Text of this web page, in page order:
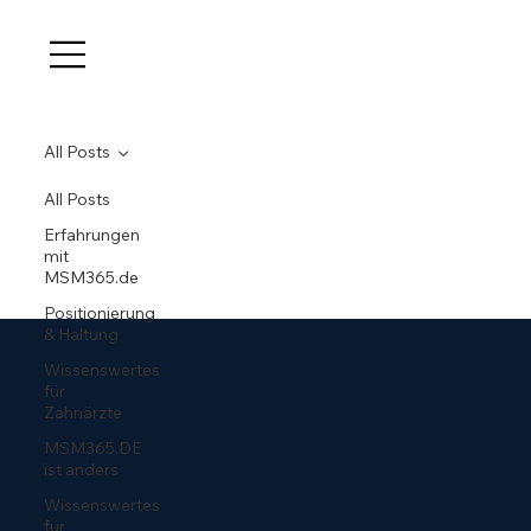
All Posts
Erfahrungen
mit
MSM365.de
Positionierung
& Haltung
Wissenswertes
für
Zahnärzte
MSM365.DE
ist anders
Wissenswertes
für
All Posts